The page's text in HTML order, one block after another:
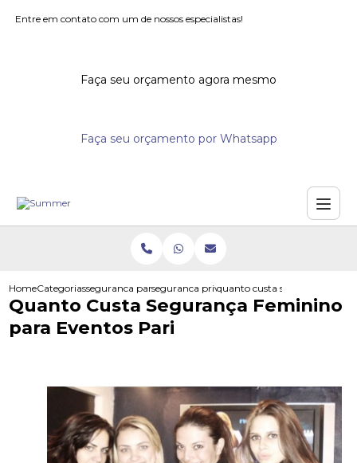
Entre em contato com um de nossos especialistas!
Faça seu orçamento agora mesmo
Faça seu orçamento por Whatsapp
HomeCategoriasseguranca para eventosseguranca privada para grandes eventos
quanto custa seguranca
Quanto Custa Segurança Feminino
para Eventos Pari